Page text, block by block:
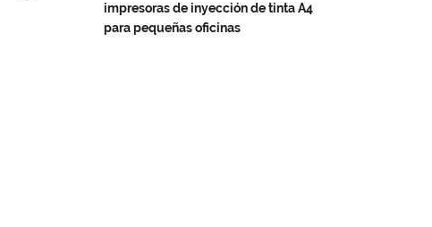
impresoras de inyección de tinta A4
para pequeñas oficinas